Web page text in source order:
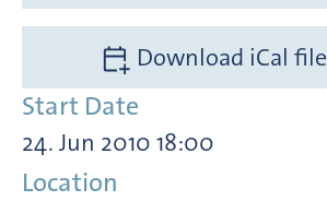
Download iCal file
Start Date
24. Jun 2010 18:00
Location